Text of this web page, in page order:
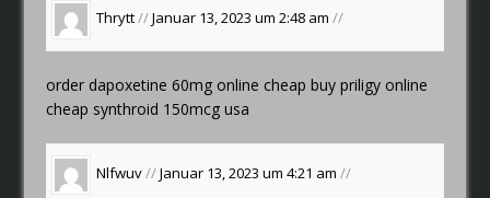
Thrytt//Januar 13, 2023 um 2:48 am//
order dapoxetine 60mg online cheapbuy priligy online
cheap synthroid 150mcg usa
Nlfwuv//Januar 13, 2023 um 4:21 am//